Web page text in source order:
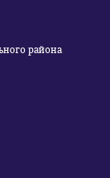
района